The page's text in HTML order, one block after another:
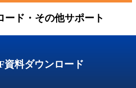
ード・その他サポート
資料ダウンロード